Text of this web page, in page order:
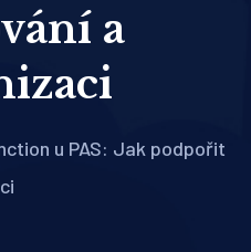
a
u PAS: Jak podpořit